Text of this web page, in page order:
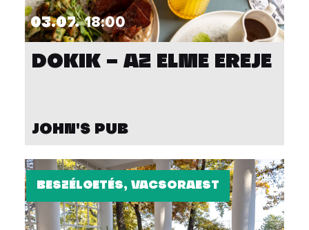
03.07. 18:00
DOKIK – AZ ELME EREJE
JOHN'S PUB
BESZÉLGETÉS, VACSORAEST